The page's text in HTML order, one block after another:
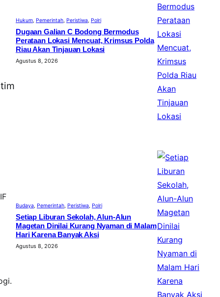
Hukum, Pemerintah, Peristiwa, Polri
Dugaan Galian C Bodong Bermodus
Perataan Lokasi Mencuat, Krimsus Polda
Riau Akan Tinjauan Lokasi
Agustus 8, 2026
Budaya, Pemerintah, Peristiwa, Polri
Setiap Liburan Sekolah, Alun-Alun
Magetan Dinilai Kurang Nyaman di Malam
Hari Karena Banyak Aksi
Agustus 8, 2026